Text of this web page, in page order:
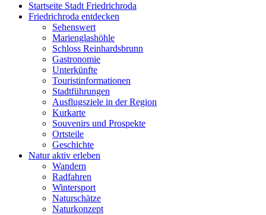
Startseite Stadt Friedrichroda
Friedrichroda entdecken
Sehenswert
Marienglashöhle
Schloss Reinhardsbrunn
Gastronomie
Unterkünfte
Touristinformationen
Stadtführungen
Ausflugsziele in der Region
Kurkarte
Souvenirs und Prospekte
Ortsteile
Geschichte
Natur aktiv erleben
Wandern
Radfahren
Wintersport
Naturschätze
Naturkonzept